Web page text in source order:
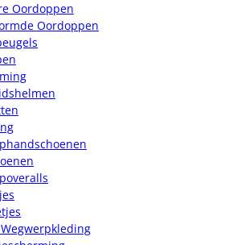
Oordoppen
Oordoppen